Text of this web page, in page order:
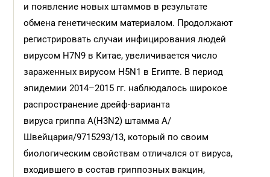
и появление новых штаммов в результате
обмена генетическим материалом. Продолжают
регистрировать случаи инфицирования людей
вирусом H7N9 в Китае, увеличивается число
зараженных вирусом H5N1 в Египте. В период
эпидемии 2014–2015 гг. наблюдалось широкое
распространение дрейф-варианта
вируса гриппа А(H3N2) штамма А/
Швейцария/9715293/13, который по своим
биологическим свойствам отличался от вируса,
входившего в состав гриппозных вакцин,